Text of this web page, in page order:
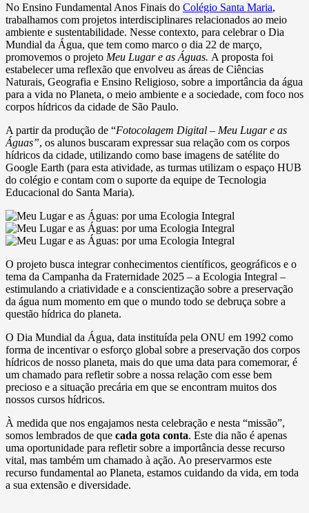
No Ensino Fundamental Anos Finais do Colégio Santa Maria,
trabalhamos com projetos interdisciplinares relacionados ao meio
ambiente e sustentabilidade. Nesse contexto, para celebrar o Dia
Mundial da Água, que tem como marco o dia 22 de março,
promovemos o projeto Meu Lugar e as Águas. A proposta foi
estabelecer uma reflexão que envolveu as áreas de Ciências
Naturais, Geografia e Ensino Religioso, sobre a importância da água
para a vida no Planeta, o meio ambiente e a sociedade, com foco nos
corpos hídricos da cidade de São Paulo.
A partir da produção de “Fotocolagem Digital – Meu Lugar e as
Águas”, os alunos buscaram expressar sua relação com os corpos
hídricos da cidade, utilizando como base imagens de satélite do
Google Earth (para esta atividade, as turmas utilizam o espaço HUB
do colégio e contam com o suporte da equipe de Tecnologia
Educacional do Santa Maria).
O projeto busca integrar conhecimentos científicos, geográficos e o
tema da Campanha da Fraternidade 2025 – a Ecologia Integral –
estimulando a criatividade e a conscientização sobre a preservação
da água num momento em que o mundo todo se debruça sobre a
questão hídrica do planeta.
O Dia Mundial da Água, data instituída pela ONU em 1992 como
forma de incentivar o esforço global sobre a preservação dos corpos
hídricos de nosso planeta, mais do que uma data para comemorar, é
um chamado para refletir sobre a nossa relação com esse bem
precioso e a situação precária em que se encontram muitos dos
nossos cursos hídricos.
À medida que nos engajamos nesta celebração e nesta “missão”,
somos lembrados de que cada gota conta. Este dia não é apenas
uma oportunidade para refletir sobre a importância desse recurso
vital, mas também um chamado à ação. Ao preservarmos este
recurso fundamental ao Planeta, estamos cuidando da vida, em toda
a sua extensão e diversidade.